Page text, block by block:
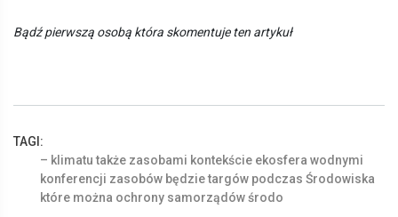
Bądź pierwszą osobą która skomentuje ten artykuł
TAGI:
– klimatu także zasobami kontekście ekosfera wodnymi
konferencji zasobów będzietargów podczas Środowiska
które można ochrony samorządówśrodo